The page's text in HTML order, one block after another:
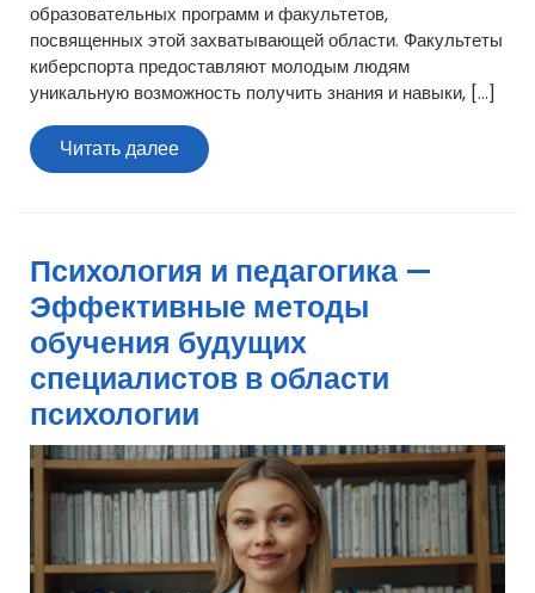
образовательных программ и факультетов,
посвященных этой захватывающей области. Факультеты
киберспорта предоставляют молодым людям
уникальную возможность получить знания и навыки, […]
Читать далееЧитать
далее
Психология и педагогика —
Эффективные методы
обучения будущих
специалистов в области
психологии